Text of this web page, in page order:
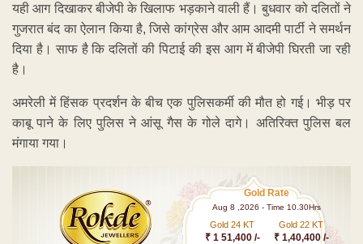
यही आग दिखाकर बीजेपी के खिलाफ भड़काने वाली हैं। बुधवार को दलितों ने
गुजरात बंद का ऐलान किया है, जिसे कांग्रेस और आम आदमी पार्टी ने समर्थन
दिया है। साफ है कि दलितों की पिटाई की इस आग में बीजेपी घिरती जा रही
है।
अमरेली में हिंसक प्रदर्शन के बीच एक पुलिसकर्मी की मौत हो गई। भीड़ पर
काबू पाने के लिए पुलिस ने आंसू गैस के गोले दागे। अतिरिक्त पुलिस बल
मंगाया गया।
Gold Rate
Aug 8 ,2026 - Time 10.30Hrs
Gold 24 KT
₹ 1 51,400 /-
Gold 22 KT
₹ 1,40,400 /-